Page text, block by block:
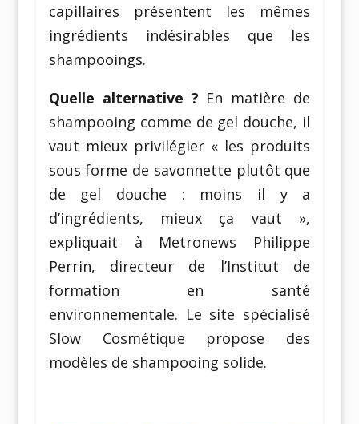
capillaires présentent les mêmes
ingrédients indésirables que les
shampooings.
Quelle alternative ? En matière de
shampooing comme de gel douche, il
vaut mieux privilégier « les produits
sous forme de savonnette plutôt que
de gel douche : moins il y a
d’ingrédients, mieux ça vaut »,
expliquait à Metronews Philippe
Perrin, directeur de l’Institut de
formation en santé
environnementale. Le site spécialisé
Slow Cosmétique propose des
modèles de shampooing solide.